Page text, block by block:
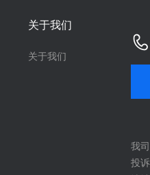
关于我们
关于我们
我
投